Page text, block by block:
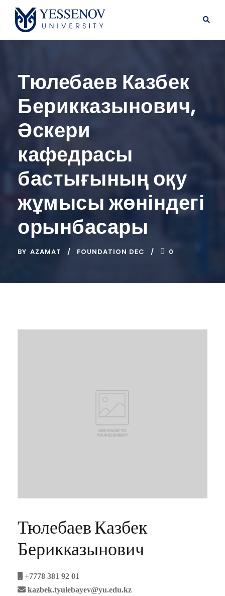
Тюлебаев Казбек
Берикказынович,
Әскери
кафедрасы
бастығының оқу
жұмысы жөніндегі
орынбасары
BY AZAMAT FOUNDATION DEC 0
Тюлебаев Казбек
Берикказынович
+7778 381 92 01
kazbek.tyulebayev@yu.edu.kz